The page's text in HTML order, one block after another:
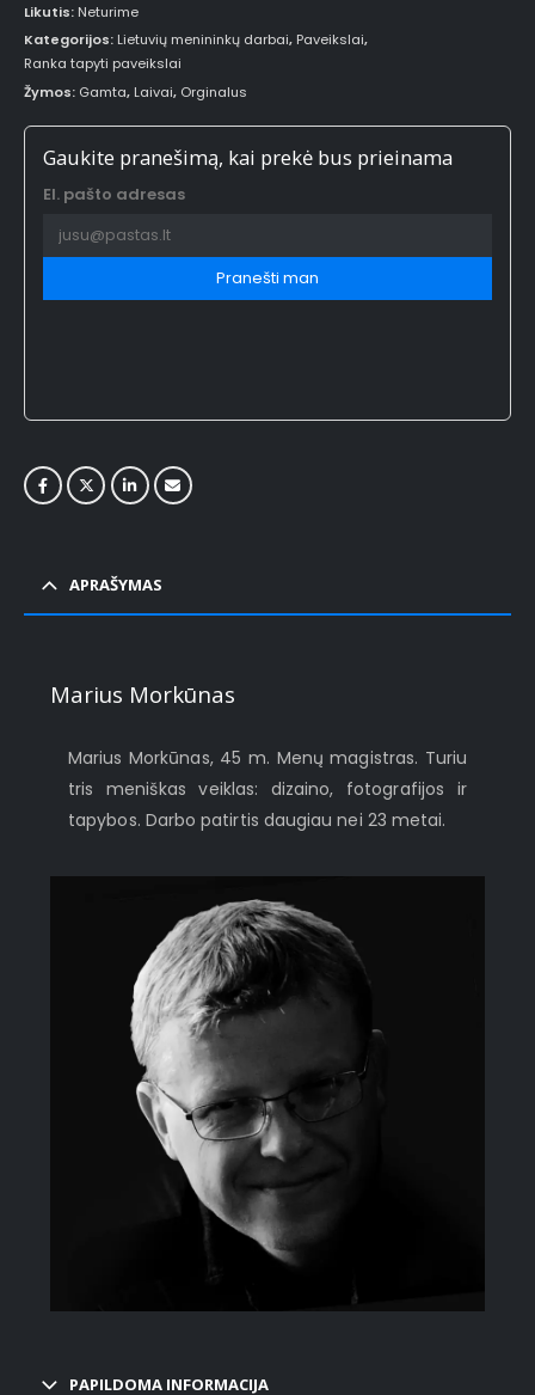
Likutis: Neturime
Kategorijos: Lietuvių menininkų darbai, Paveikslai,
Ranka tapyti paveikslai
Žymos: Gamta, Laivai, Orginalus
Gaukite pranešimą, kai prekė bus prieinama
El. pašto adresas
Pranešti man
APRAŠYMAS
Marius Morkūnas
Marius Morkūnas, 45 m. Menų magistras. Turiu
tris meniškas veiklas: dizaino, fotografijos ir
tapybos. Darbo patirtis daugiau nei 23 metai.
PAPILDOMA INFORMACIJA